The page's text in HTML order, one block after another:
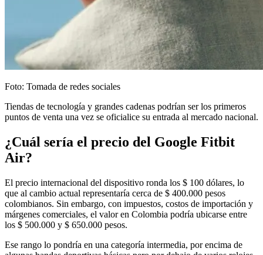
Foto: Tomada de redes sociales
Tiendas de tecnología y grandes cadenas podrían ser los primeros
puntos de venta una vez se oficialice su entrada al mercado nacional.
¿Cuál sería el precio del Google Fitbit
Air?
El precio internacional del dispositivo ronda los $ 100 dólares, lo
que al cambio actual representaría cerca de $ 400.000 pesos
colombianos. Sin embargo, con impuestos, costos de importación y
márgenes comerciales, el valor en Colombia podría ubicarse entre
los $ 500.000 y $ 650.000 pesos.
Ese rango lo pondría en una categoría intermedia, por encima de